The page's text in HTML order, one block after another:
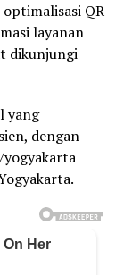
QR
layanan
dikunjungi
yang
dengan